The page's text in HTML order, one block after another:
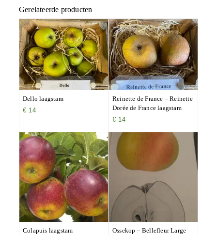
Gerelateerde producten
Dello laagstam
€ 14
Reinette de France – Reinette
Dorée de France laagstam
€ 14
Colapuis laagstam
Ossekop – Bellefleur Large